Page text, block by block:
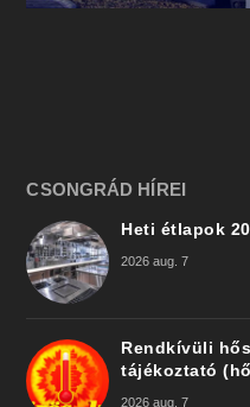
CSONGRÁD HÍREI
Heti étlapok
2026 aug. 7
Rendkívüli
tájékoztató
2026 aug. 7